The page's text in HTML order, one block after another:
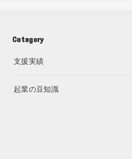
Category
支援実績
起業の豆知識